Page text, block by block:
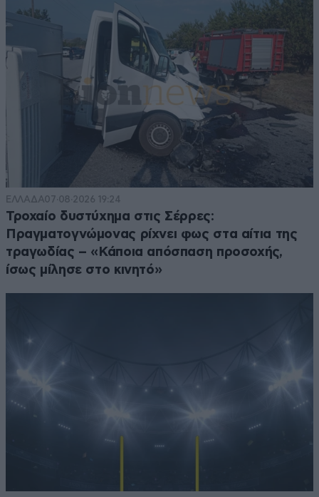
ΕΛΛΑΔΑ07·08·2026 19:24
Τροχαίο δυστύχημα στις Σέρρες:
Πραγματογνώμονας ρίχνει φως στα αίτια της
τραγωδίας – «Κάποια απόσπαση προσοχής,
ίσως μίλησε στο κινητό»